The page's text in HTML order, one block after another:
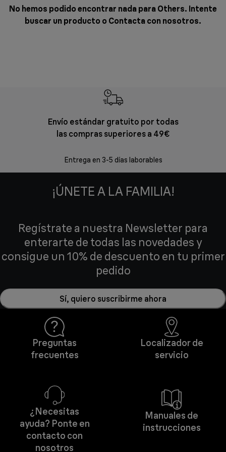
No hemos podido encontrar nada para Others. Intente
buscar un producto o Contacta con nosotros.
Envío estándar gratuito por todas
las compras superiores a 49€
Entrega en 3-5 días laborables
¡ÚNETE A LA FAMILIA!
Regístrate a nuestra Newsletter para
enterarte de todas las novedades y
consigue un 10% de descuento en tu primer
pedido
Sí, quiero suscribirme ahora
Preguntas
frecuentes
Localizador de
servicio
¿Necesitas
ayuda? Ponte en
contacto con
nosotros
Manuales de
instrucciones